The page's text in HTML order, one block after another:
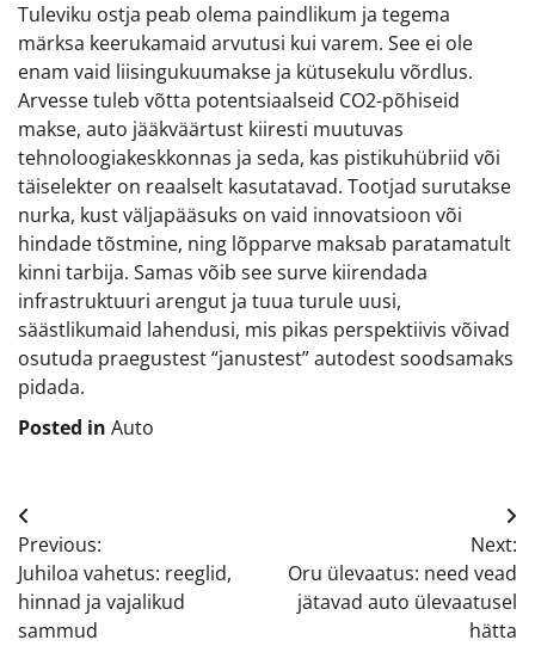
Tuleviku ostja peab olema paindlikum ja tegema
märksa keerukamaid arvutusi kui varem. See ei ole
enam vaid liisingukuumakse ja kütusekulu võrdlus.
Arvesse tuleb võtta potentsiaalseid CO2-põhiseid
makse, auto jääkväärtust kiiresti muutuvas
tehnoloogiakeskkonnas ja seda, kas pistikuhübriid või
täiselekter on reaalselt kasutatavad. Tootjad surutakse
nurka, kust väljapääsuks on vaid innovatsioon või
hindade tõstmine, ning lõpparve maksab paratamatult
kinni tarbija. Samas võib see surve kiirendada
infrastruktuuri arengut ja tuua turule uusi,
säästlikumaid lahendusi, mis pikas perspektiivis võivad
osutuda praegustest “janustest” autodest soodsamaks
pidada.
Posted in Auto
Navigeerimine
Previous:
Juhiloa vahetus: reeglid,
hinnad ja vajalikud
sammud
Next:
Oru ülevaatus: need vead
jätavad auto ülevaatusel
hätta